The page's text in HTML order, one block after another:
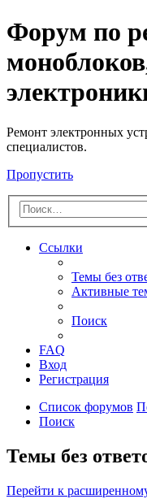
Регистрация
Форум по
Ремонт электронных
специалистов.
Пропустить
Ссылки
Темы без
Активные
Поиск
FAQ
Вход
Регистрация
Список форумов
Поиск
Темы без
Перейти к